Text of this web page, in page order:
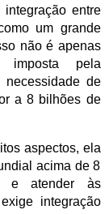
entre
um grande
não é apenas
imposta pela
de
a 8 bilhões de
aspectos, ela
acima de 8
e atender às
integração